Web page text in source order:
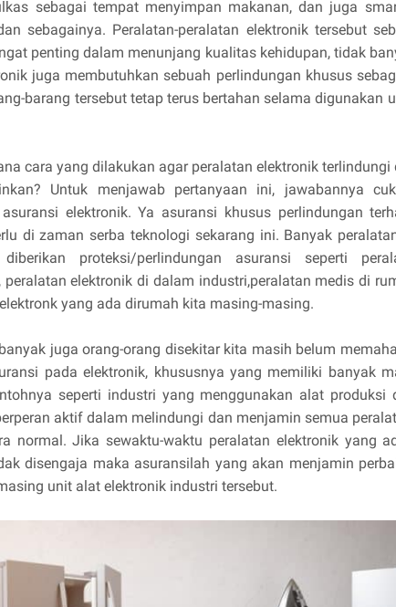
sebagai tempat menyimpan makanan, dan juga
sebagainya. Peralatan-peralatan elektronik tersebut
penting dalam menunjang kualitas kehidupan, tidak
juga membutuhkan sebuah perlindungan khusus
barang tersebut tetap terus bertahan selama digunakan
cara yang dilakukan agar peralatan elektronik terlindungi
Untuk menjawab pertanyaan ini, jawabannya
elektronik. Ya asuransi khusus perlindungan
di zaman serba teknologi sekarang ini. Banyak
proteksi/perlindungan asuransi seperti
peralatan elektronik di dalam industri,peralatan medis di
yang ada dirumah kita masing-masing.
juga orang-orang disekitar kita masih belum
pada elektronik, khususnya yang memiliki banyak
seperti industri yang menggunakan alat produksi
aktif dalam melindungi dan menjamin semua
normal. Jika sewaktu-waktu peralatan elektronik yang
disengaja maka asuransilah yang akan menjamin
unit alat elektronik industri tersebut.